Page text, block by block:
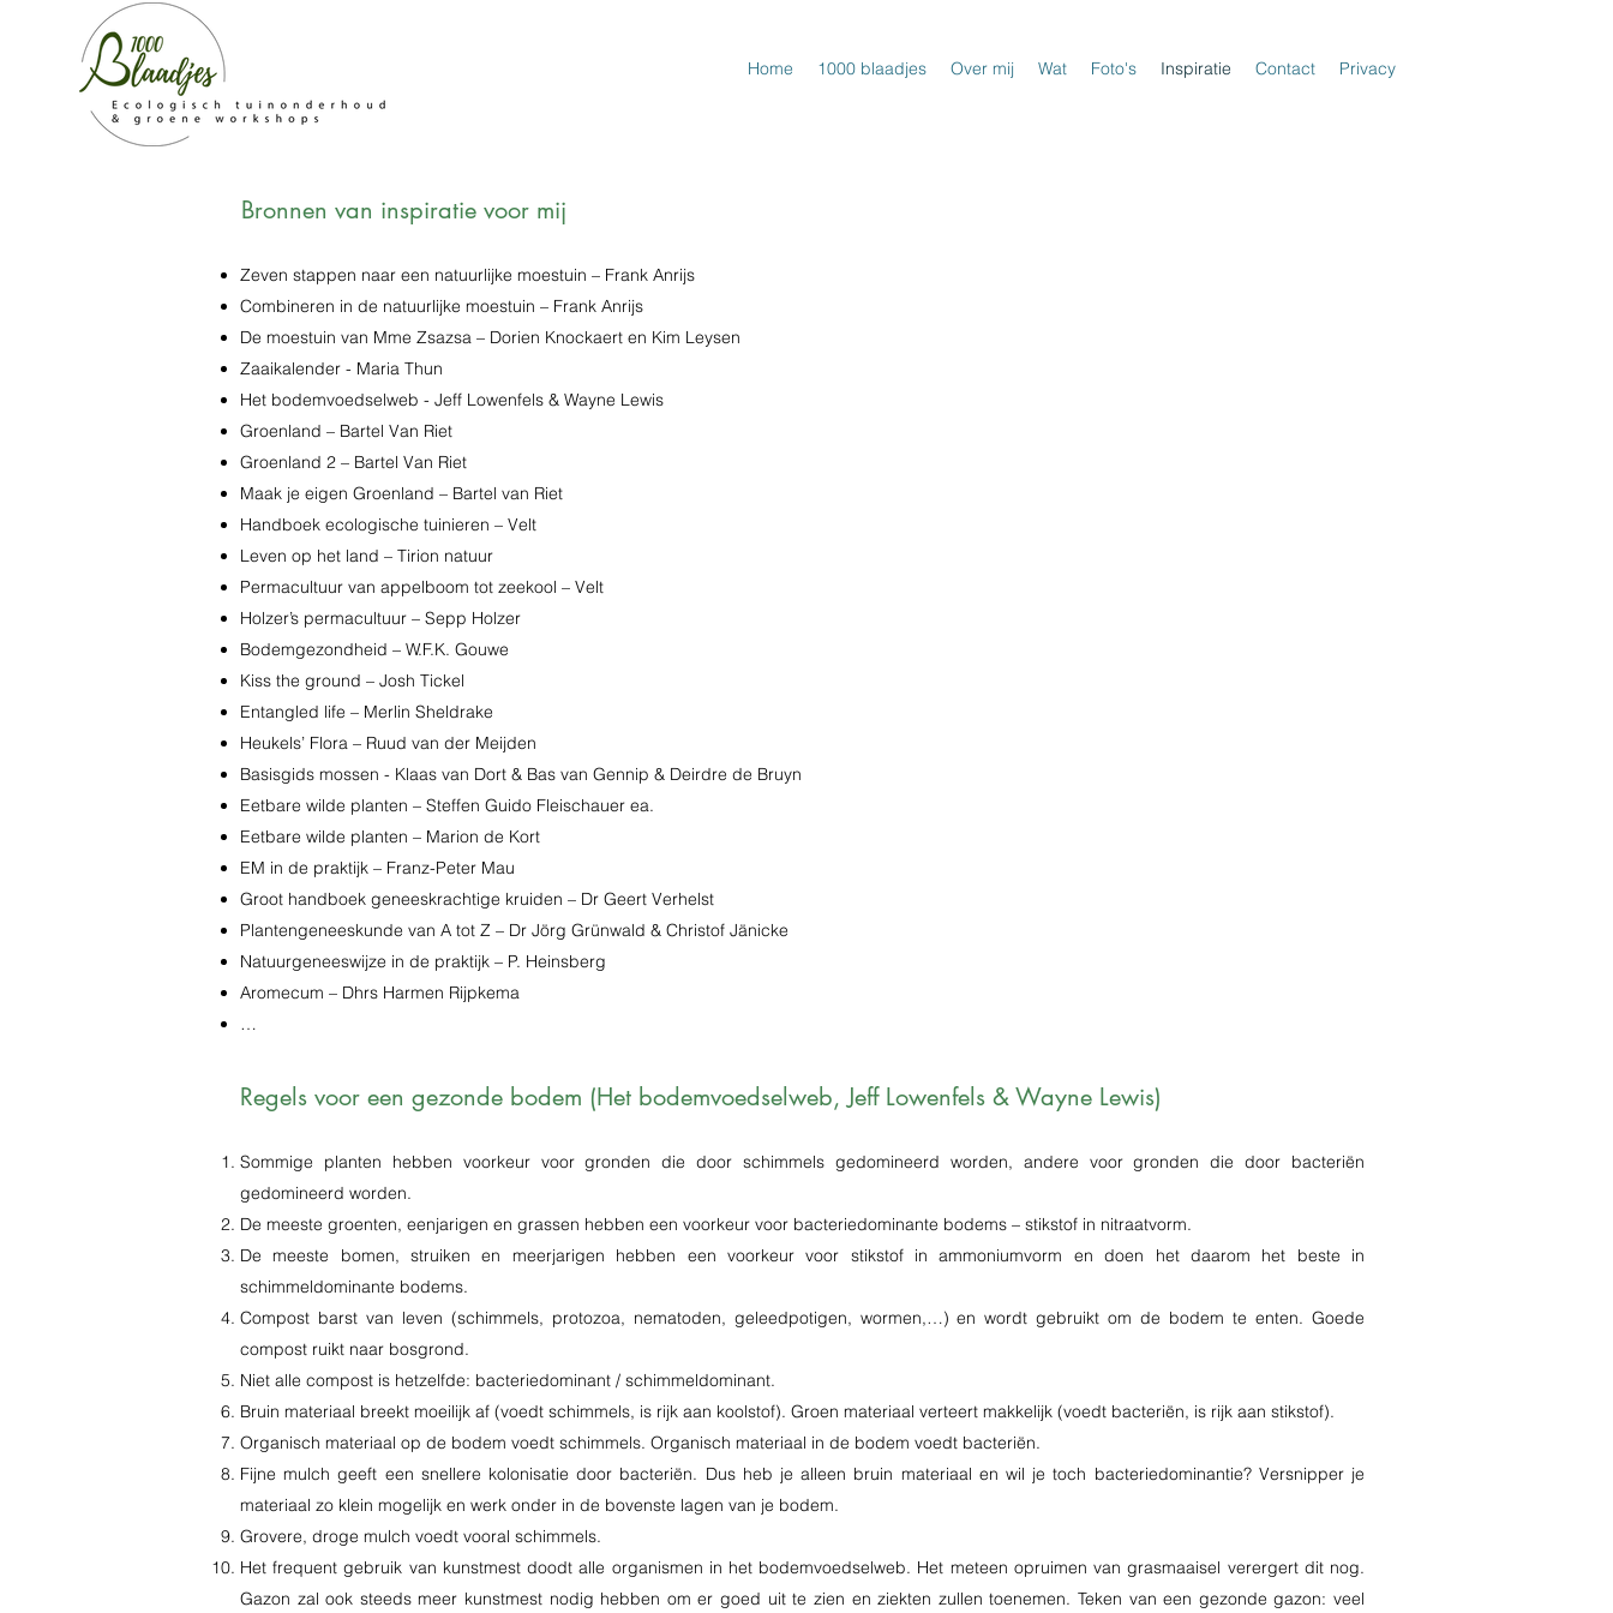
Home 1000 blaadjes Over mij Wat Foto's Inspiratie Contact Privacy
Bronnen van inspiratie voor mij
Zeven stappen naar een natuurlijke moestuin – Frank Anrijs
Combineren in de natuurlijke moestuin – Frank Anrijs
De moestuin van Mme Zsazsa – Dorien Knockaert en Kim Leysen
Zaaikalender - Maria Thun
Het bodemvoedselweb - Jeff Lowenfels & Wayne Lewis
Groenland – Bartel Van Riet
Groenland 2 – Bartel Van Riet
Maak je eigen Groenland – Bartel van Riet
Handboek ecologische tuinieren – Velt
Leven op het land – Tirion natuur
Permacultuur van appelboom tot zeekool – Velt
Holzer’s permacultuur – Sepp Holzer
Bodemgezondheid – W.F.K. Gouwe
Kiss the ground – Josh Tickel
Entangled life – Merlin Sheldrake
Heukels’ Flora – Ruud van der Meijden
Basisgids mossen - Klaas van Dort & Bas van Gennip & Deirdre de Bruyn
Eetbare wilde planten – Steffen Guido Fleischauer ea.
Eetbare wilde planten – Marion de Kort
EM in de praktijk – Franz-Peter Mau
Groot handboek geneeskrachtige kruiden – Dr Geert Verhelst
Plantengeneeskunde van A tot Z – Dr Jörg Grünwald & Christof Jänicke
Natuurgeneeswijze in de praktijk – P. Heinsberg
Aromecum – Dhrs Harmen Rijpkema
…
Regels voor een gezonde bodem (Het bodemvoedselweb, Jeff Lowenfels & Wayne Lewis)
Sommige planten hebben voorkeur voor gronden die door schimmels gedomineerd worden, andere voor gronden die door bacteriën
gedomineerd worden.
De meeste groenten, eenjarigen en grassen hebben een voorkeur voor bacteriedominante bodems – stikstof in nitraatvorm.
De meeste bomen, struiken en meerjarigen hebben een voorkeur voor stikstof in ammoniumvorm en doen het daarom het beste in
schimmeldominante bodems.
Compost barst van leven (schimmels, protozoa, nematoden, geleedpotigen, wormen,…) en wordt gebruikt om de bodem te enten. Goede
compost ruikt naar bosgrond.
Niet alle compost is hetzelfde: bacteriedominant / schimmeldominant.
Bruin materiaal breekt moeilijk af (voedt schimmels, is rijk aan koolstof). Groen materiaal verteert makkelijk (voedt bacteriën, is rijk aan stikstof).
Organisch materiaal op de bodem voedt schimmels. Organisch materiaal in de bodem voedt bacteriën.
Fijne mulch geeft een snellere kolonisatie door bacteriën. Dus heb je alleen bruin materiaal en wil je toch bacteriedominantie? Versnipper je
materiaal zo klein mogelijk en werk onder in de bovenste lagen van je bodem.
Grovere, droge mulch voedt vooral schimmels.
Het frequent gebruik van kunstmest doodt alle organismen in het bodemvoedselweb. Het meteen opruimen van grasmaaisel verergert dit nog.
Gazon zal ook steeds meer kunstmest nodig hebben om er goed uit te zien en ziekten zullen toenemen. Teken van een gezonde gazon: veel